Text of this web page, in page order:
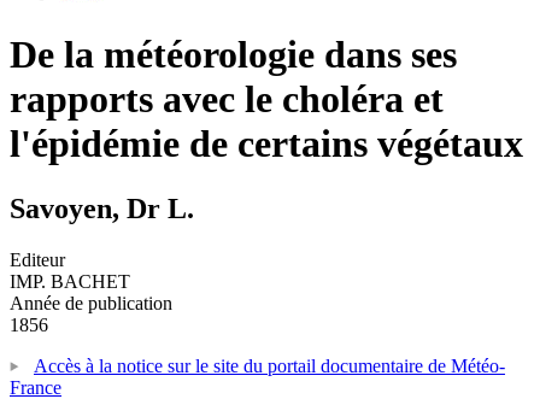
De la météorologie dans ses
rapports avec le choléra et
l'épidémie de certains végétaux
Savoyen, Dr L.
Editeur
IMP. BACHET
Année de publication
1856
Accès à la notice sur le site du portail documentaire de Météo-
France